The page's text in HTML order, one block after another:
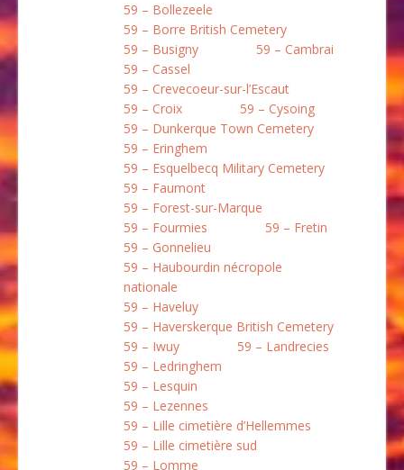
59 – Bollezeele
59 – Borre British Cemetery
59 – Busigny
59 – Cambrai
59 – Cassel
59 – Crevecoeur-sur-l’Escaut
59 – Croix
59 – Cysoing
59 – Dunkerque Town Cemetery
59 – Eringhem
59 – Esquelbecq Military Cemetery
59 – Faumont
59 – Forest-sur-Marque
59 – Fourmies
59 – Fretin
59 – Gonnelieu
59 – Haubourdin nécropole
nationale
59 – Haveluy
59 – Haverskerque British Cemetery
59 – Iwuy
59 – Landrecies
59 – Ledringhem
59 – Lesquin
59 – Lezennes
59 – Lille cimetière d’Hellemmes
59 – Lille cimetière sud
59 – Lomme